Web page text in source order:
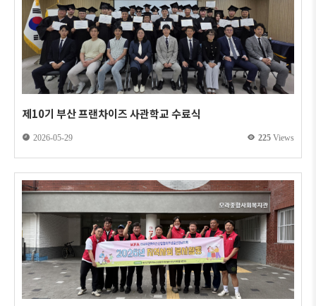
제10기 부산 프랜차이즈 사관학교 수료식
2026-05-29 225 Views